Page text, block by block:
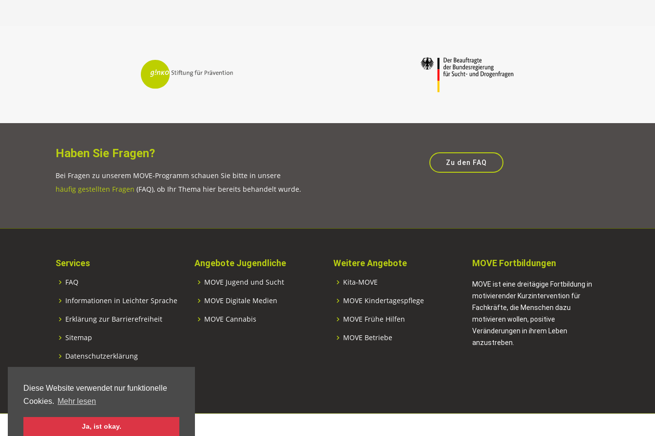
Diese Website verwendet nur funktionelle
Cookies. Mehr lesen
Ja, ist okay.
Haben Sie Fragen?
Bei Fragen zu unserem MOVE-Programm schauen Sie bitte in unsere
häufig gestellten Fragen (FAQ), ob Ihr Thema hier bereits behandelt wurde.
Zu den FAQ
Services
FAQ
Informationen in Leichter Sprache
Erklärung zur Barrierefreiheit
Sitemap
Datenschutzerklärung
Angebote Jugendliche
MOVE Jugend und Sucht
MOVE Digitale Medien
MOVE Cannabis
Weitere Angebote
Kita-MOVE
MOVE Kindertagespflege
MOVE Frühe Hilfen
MOVE Betriebe
MOVE Fortbildungen
MOVE ist eine dreitägige Fortbildung in
motivierender Kurzintervention für
Fachkräfte, die Menschen dazu
motivieren wollen, positive
Veränderungen in ihrem Leben
anzustreben.